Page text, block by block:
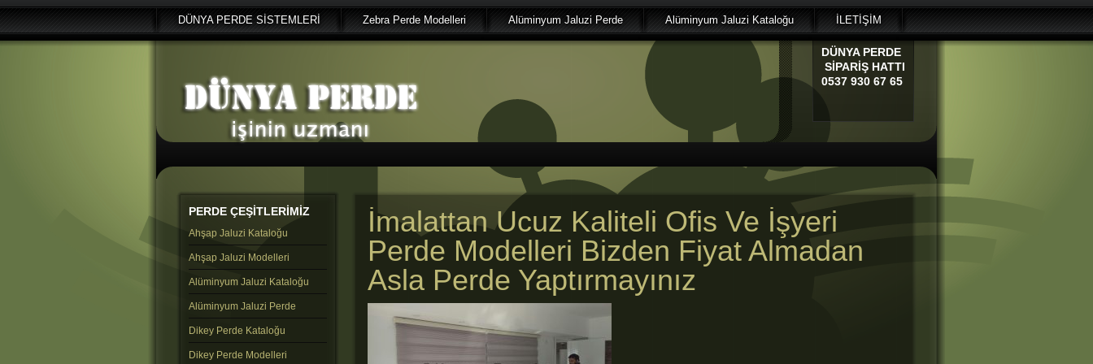
DÜNYA PERDE SİSTEMLERİ Zebra Perde Modelleri Alüminyum Jaluzi Perde Alüminyum Jaluzi Kataloğu İLETİŞİM
DÜNYAPERDE
SİPARİŞ HATTI
0537 930 67 65
İmalattan Ucuz Kaliteli Ofis Ve İşyeri
Perde Modelleri Bizden Fiyat Almadan
Asla Perde Yaptırmayınız
PERDE ÇEŞİTLERİMİZ
Ahşap Jaluzi Kataloğu
Ahşap Jaluzi Modelleri
Alüminyum Jaluzi Kataloğu
Alüminyum Jaluzi Perde
Dikey Perde Kataloğu
Dikey Perde Modelleri